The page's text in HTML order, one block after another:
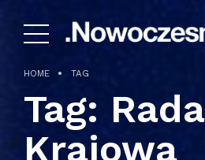
HOME TAG
Tag: Rada
Krajowa